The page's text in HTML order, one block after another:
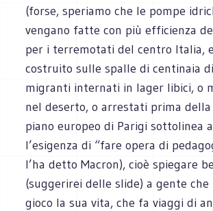
(forse, speriamo che le pompe
vengano fatte con più efficienza
per i terremotati del centro Italia,
costruito sulle spalle di centinaia
migranti internati in lager libici, o
nel deserto, o arrestati prima
piano europeo di Parigi sottolinea
l’esigenza di “fare opera di
l’ha detto Macron), cioè spiegare
(suggerirei delle slide) a gente
gioco la sua vita, che fa viaggi di